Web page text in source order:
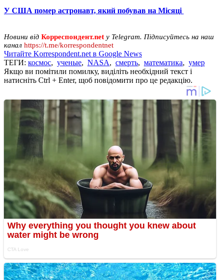
У США помер астронавт, який побував на Місяці
Новини від Корреспондент.net у Telegram. Підписуйтесь на наш
канал https://t.me/korrespondentnet
Читайте Korrespondent.net в Google News
ТЕГИ: космос, ученые, NASA, смерть, математика, умер
Якщо ви помітили помилку, виділіть необхідний текст і
натисніть Ctrl + Enter, щоб повідомити про це редакцію.